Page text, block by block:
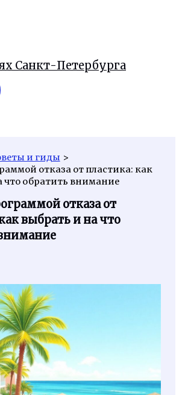
Санкт-Петербурга
и гиды
отказа от пластика: как
что обратить внимание
отказа от
выбрать и на что